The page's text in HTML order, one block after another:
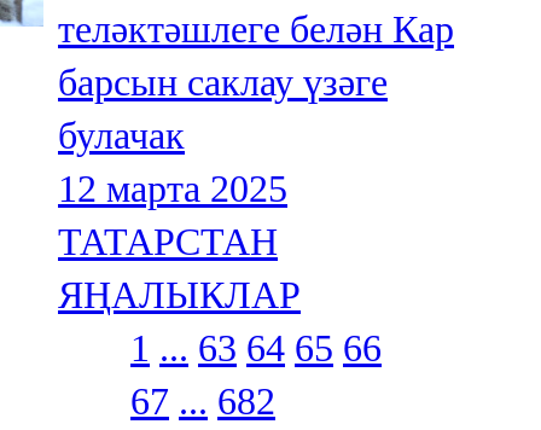
теләктәшлеге белән Кар
барсын саклау үзәге
булачак
12 марта 2025
ТАТАРСТАН
ЯҢАЛЫКЛАР
1 ... 63 64 65 66
67 ... 682